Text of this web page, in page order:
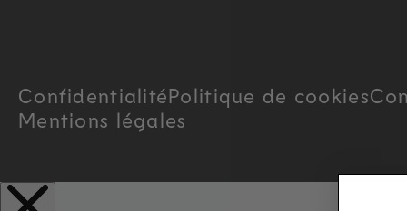
r
y
/
ConfidentialitéPolitique de cookies
Mentions légales